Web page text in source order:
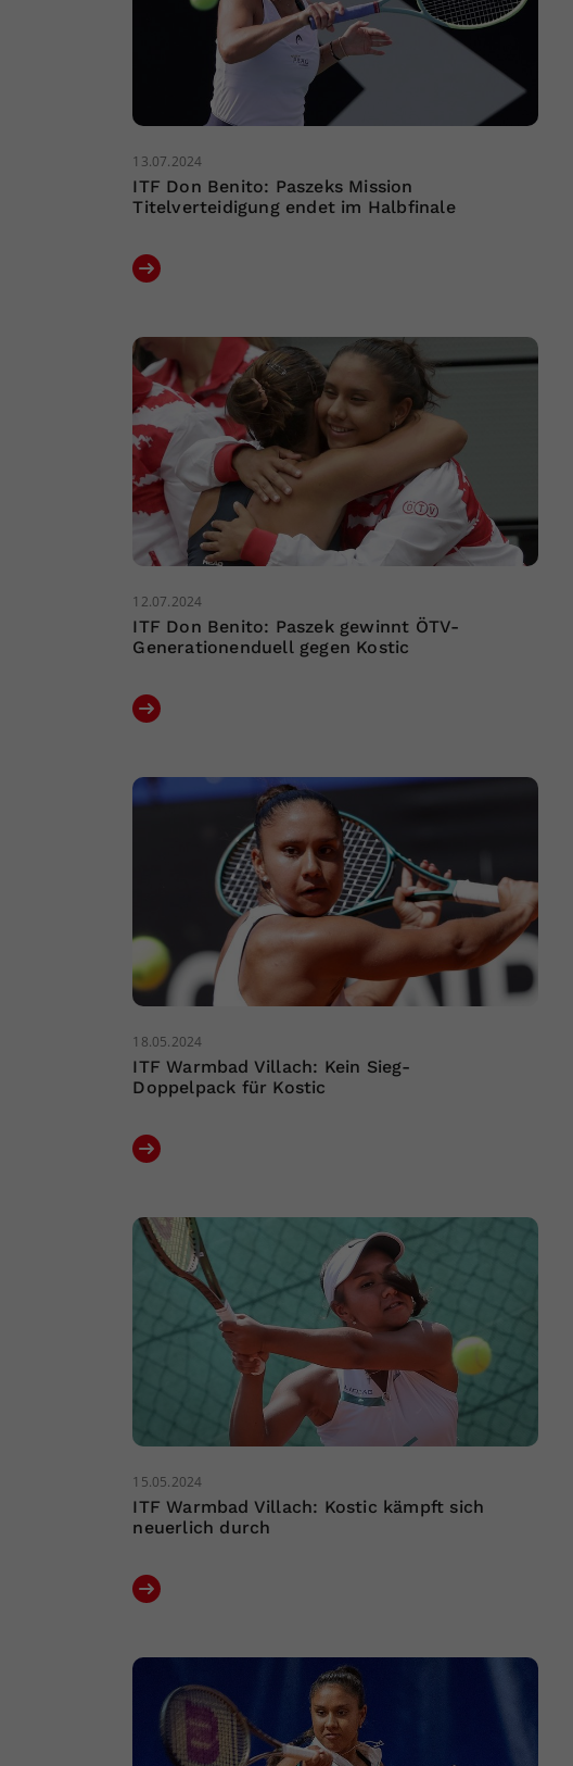
13.07.2024
ITF Don Benito: Paszeks Mission
Titelverteidigung endet im Halbfinale
12.07.2024
ITF Don Benito: Paszek gewinnt ÖTV-
Generationenduell gegen Kostic
18.05.2024
ITF Warmbad Villach: Kein Sieg-
Doppelpack für Kostic
15.05.2024
ITF Warmbad Villach: Kostic kämpft sich
neuerlich durch